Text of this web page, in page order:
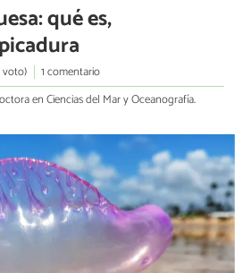
qué es,
voto)
1 comentario
en Ciencias del Mar y Oceanografía.